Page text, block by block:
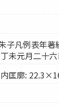
子凡例表年
未元月二十
匡廓: